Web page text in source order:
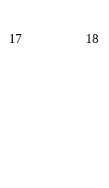
17 18